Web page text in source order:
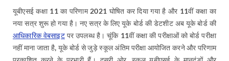
यूबीएसई कक्षा 11 का परिणाम 2021 घोषित कर दिया गया है और 11वीं कक्षा का
नया सत्र शुरू हो गया है। नए सत्र के लिए यूके बोर्ड की डेटशीट अब यूके बोर्ड की
आधिकारिक वेबसाइटपर उपलब्ध है। चूंकि 11वीं कक्षा की परीक्षाओं को बोर्ड परीक्षा
नहीं माना जाता है, यूके बोर्ड से जुड़े स्कूल अंतिम परीक्षा आयोजित करने और परिणाम